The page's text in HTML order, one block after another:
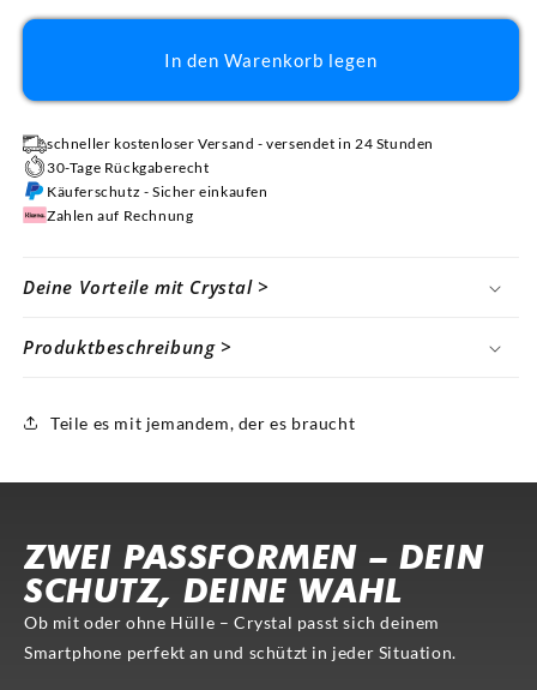
In den Warenkorb legen
schneller kostenloser Versand - versendet in 24 Stunden
30-Tage Rückgaberecht
Käuferschutz - Sicher einkaufen
Zahlen auf Rechnung
Deine Vorteile mit Crystal >
Produktbeschreibung >
Teile es mit jemandem, der es braucht
ZWEI PASSFORMEN – DEIN
SCHUTZ, DEINE WAHL
Ob mit oder ohne Hülle – Crystal passt sich deinem
Smartphone perfekt an und schützt in jeder Situation.